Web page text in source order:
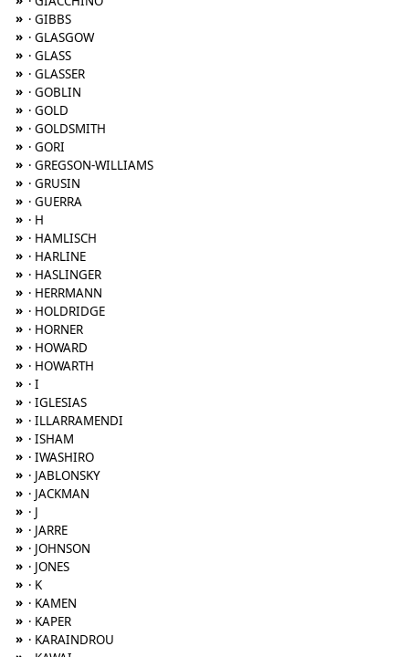
» · GIBBS
» · GLASGOW
» · GLASS
» · GLASSER
» · GOBLIN
» · GOLD
» · GOLDSMITH
» · GORI
» · GREGSON-WILLIAMS
» · GRUSIN
» · GUERRA
» · H
» · HAMLISCH
» · HARLINE
» · HASLINGER
» · HERRMANN
» · HOLDRIDGE
» · HORNER
» · HOWARD
» · HOWARTH
» · I
» · IGLESIAS
» · ILLARRAMENDI
» · ISHAM
» · IWASHIRO
» · JABLONSKY
» · JACKMAN
» · J
» · JARRE
» · JOHNSON
» · JONES
» · K
» · KAMEN
» · KAPER
» · KARAINDROU